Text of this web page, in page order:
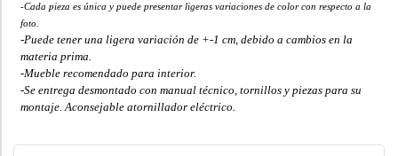
-Cada pieza es única y puede presentar ligeras variaciones de color con respecto a la
foto.
-Puede tener una ligera variación de +-1 cm, debido a cambios en la
materia prima.
-Mueble recomendado para interior.
-Se entrega desmontado con manual técnico, tornillos y piezas para su
montaje. Aconsejable atornillador eléctrico.